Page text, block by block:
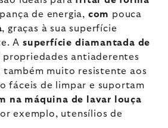
de energia, com pouca
, graças à sua superfície
Asuperfície diamantada de
propriedades antiaderentes
também muito resistente aos
fáceis de limpar e suportam
na máquina de lavar louça
exemplo, utensílios de